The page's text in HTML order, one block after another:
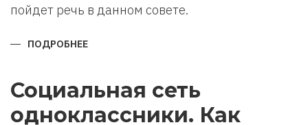
пойдет речь в данном совете.
ПОДРОБНЕЕ
НА
MAIL.RU
Социальная сеть
одноклассники. Как